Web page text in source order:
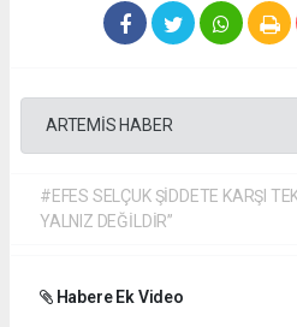
ARTEMİS HABER
#EFES SELÇUK ŞİDDETE KARŞI
YALNIZ DEĞİLDİR”
Habere Ek Video